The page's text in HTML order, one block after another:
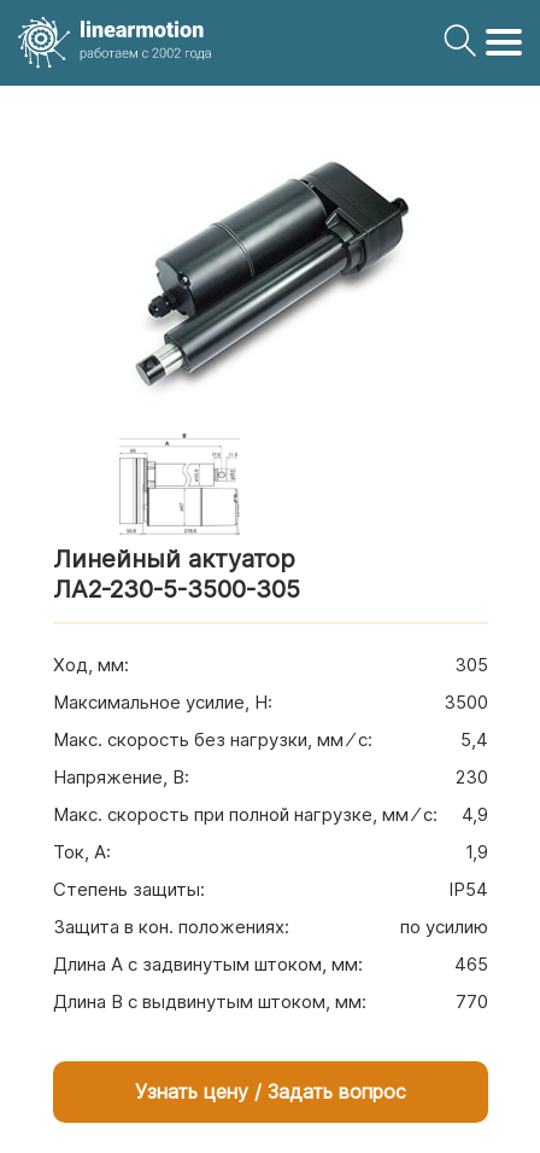
Линейный актуатор
ЛА2-230-5-3500-305
Ход, мм:
305
Максимальное усилие, H:
3500
Макс. скорость без нагрузки, мм ⁄ с:
5,4
Напряжение, В:
230
Макс. скорость при полной нагрузке, мм ⁄ с:
4,9
Ток, А:
1,9
Степень защиты:
IP54
Защита в кон. положениях:
по усилию
Длина A с задвинутым штоком, мм:
465
Длина B с выдвинутым штоком, мм: 770
Узнать цену / Задать вопрос